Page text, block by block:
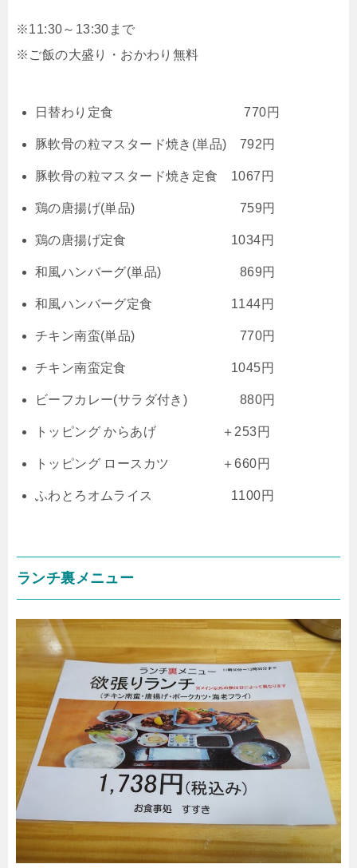
※11:30～13:30まで
※ご飯の大盛り・おかわり無料
日替わり定食 770円
豚軟骨の粒マスタード焼き(単品) 792円
豚軟骨の粒マスタード焼き定食 1067円
鶏の唐揚げ(単品) 759円
鶏の唐揚げ定食 1034円
和風ハンバーグ(単品) 869円
和風ハンバーグ定食 1144円
チキン南蛮(単品) 770円
チキン南蛮定食 1045円
ビーフカレー(サラダ付き) 880円
トッピング からあげ ＋253円
トッピング ロースカツ ＋660円
ふわとろオムライス 1100円
ランチ裏メニュー